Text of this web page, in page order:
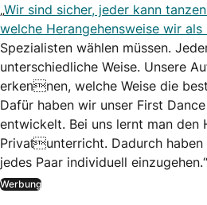
„Wir sind sicher, jeder kann
welche Herangehensweise wir
Spezialisten wählen müssen.
unterschiedliche Weise. Unsere
erkennen, welche Weise die
Dafür haben wir unser First
entwickelt. Bei uns lernt man den
Privatunterricht. Dadurch
jedes Paar individuell einzugehen.“
Werbung